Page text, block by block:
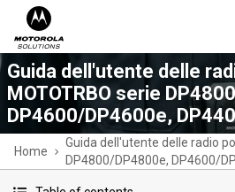
Guida dell'utente delle
MOTOTRBO serie
DP4600/DP4600e,
Home
Guida dell'utente delle radio
DP4800/DP4800e, DP4600/